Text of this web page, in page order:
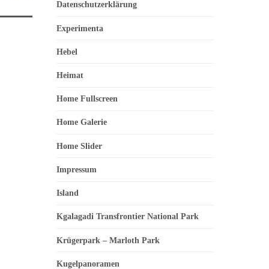
Datenschutzerklärung
Experimenta
Hebel
Heimat
Home Fullscreen
Home Galerie
Home Slider
Impressum
Island
Kgalagadi Transfrontier National Park
Krügerpark – Marloth Park
Kugelpanoramen